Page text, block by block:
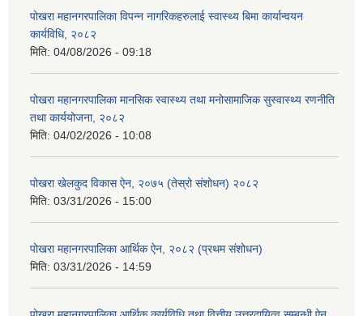
पोखरा महानगरपालिका विपन्न नागरिकहरुलाई स्वास्थ्य बिमा कार्यान्वयन
कार्यविधि, २०८२
मिति: 04/08/2026 - 09:18
पोखरा महानगरपालिका मानसिक स्वास्थ्य तथा मनोसामाजिक सुस्वास्थ्य रणनीति
तथा कार्ययोजना, २०८२
मिति: 04/02/2026 - 10:08
पोखरा खेलकुद विकास ऐन, २०७५ (तेस्रो संशोधन) २०८२
मिति: 03/31/2026 - 15:00
पोखरा महानगरपालिका आर्थिक ऐन, २०८२ (प्रथम संशोधन)
मिति: 03/31/2026 - 14:59